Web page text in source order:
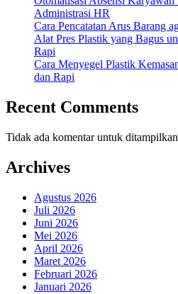
Administrasi HR
Cara Pencatatan Arus Barang
Alat Pres Plastik yang Bagus
Rapi
Cara Menyegel Plastik
dan Rapi
Recent Comments
Tidak ada komentar untuk
Archives
Agustus 2026
Juli 2026
Juni 2026
Mei 2026
April 2026
Maret 2026
Februari 2026
Januari 2026